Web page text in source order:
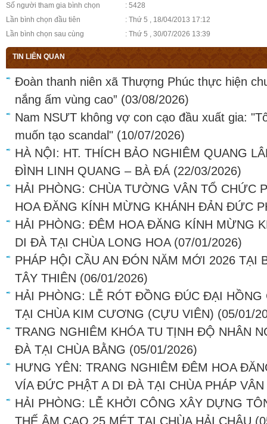
Số người tham gia bình chọn
: 5428
Lần bình chọn đầu tiên
: Thứ 5 , 18/04/2013 17:12
Lần bình chọn sau cùng
: Thứ 5 , 30/07/2026 13:39
TIN LIÊN QUAN
Đoàn thanh niên xã Thượng Phúc thực hiện
nắng ấm vùng cao” (03/08/2026)
Nam NSƯT không vợ con cạo đầu xuất gia:
muốn tạo scandal" (10/07/2026)
HÀ NỘI: HT. THÍCH BẢO NGHIÊM QUANG
ĐÌNH LINH QUANG – BÀ ĐÁ (22/03/2026)
HẢI PHÒNG: CHÙA TƯỜNG VÂN TỔ CHỨC
HOA ĐĂNG KÍNH MỪNG KHÁNH ĐẢN ĐỨC
HẢI PHÒNG: ĐÊM HOA ĐĂNG KÍNH MỪNG
DI ĐÀ TẠI CHÙA LONG HOA (07/01/2026)
PHÁP HỘI CẦU AN ĐÓN NĂM MỚI 2026 TẠI
TÂY THIÊN (06/01/2026)
HẢI PHÒNG: LỄ RÓT ĐỒNG ĐÚC ĐẠI HỒNG
TẠI CHÙA KIM CƯƠNG (CỰU VIÊN) (05/01/
TRANG NGHIÊM KHÓA TU TỊNH ĐỘ NHÂN
ĐÀ TẠI CHÙA BẰNG (05/01/2026)
HƯNG YÊN: TRANG NGHIÊM ĐÊM HOA
VÍA ĐỨC PHẬT A DI ĐÀ TẠI CHÙA PHÁP VÂN
HẢI PHÒNG: LỄ KHỞI CÔNG XÂY DỰNG
THẾ ÂM CAO 25 MÉT TẠI CHÙA HẢI CHÂU